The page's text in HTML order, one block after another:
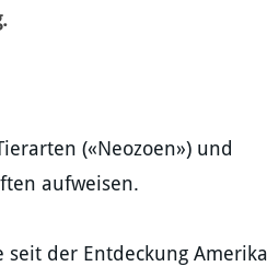
(«Neozoen») und
aufweisen.
der Entdeckung